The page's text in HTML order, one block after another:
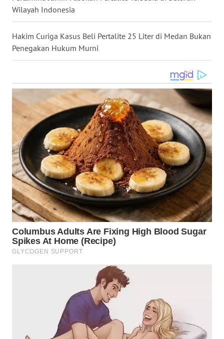
Wilayah Indonesia
Hakim Curiga Kasus Beli Pertalite 25 Liter di Medan Bukan
Penegakan Hukum Murni
WN
KALTENG
WN
KALSEL
WN
KALTIM
WN
SULSEL
WN
GORONTALO
WN
SULUT